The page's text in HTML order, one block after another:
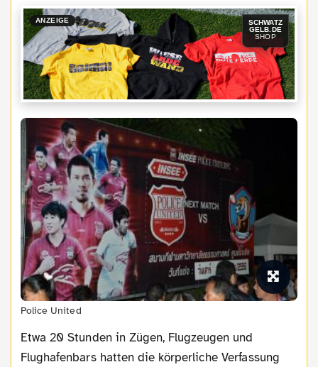
ANZEIGE
SCHWATZ
GELB.DE
SHOP
Police United
Etwa 20 Stunden in Zügen, Flugzeugen und
Flughafenbars hatten die körperliche Verfassung